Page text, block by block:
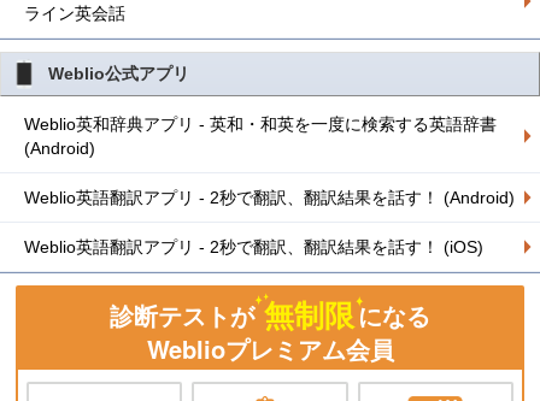
ライン英会話
Weblio公式アプリ
Weblio英和辞典アプリ - 英和・和英を一度に検索する英語辞書
(Android)
Weblio英語翻訳アプリ - 2秒で翻訳、翻訳結果を話す！ (Android)
Weblio英語翻訳アプリ - 2秒で翻訳、翻訳結果を話す！ (iOS)
診断テストが 無制限になる
Weblioプレミアム会員